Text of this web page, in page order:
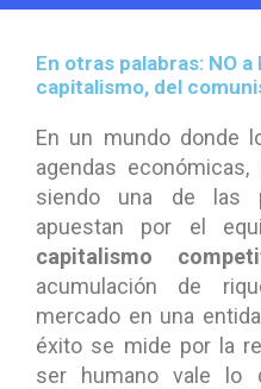
En otras palabras: NO
capitalismo, del
En un mundo donde
agendas
siendo una de las
apuestan por el
capitalismo
acumulación de
mercado en una
éxito se mide por la
ser humano vale lo